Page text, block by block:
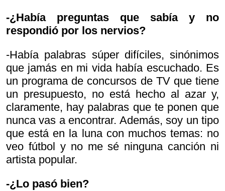
-¿Había preguntas que sabía y no
respondió por los nervios?
-Había palabras súper difíciles, sinónimos
que jamás en mi vida había escuchado. Es
un programa de concursos de TV que tiene
un presupuesto, no está hecho al azar y,
claramente, hay palabras que te ponen que
nunca vas a encontrar. Además, soy un tipo
que está en la luna con muchos temas: no
veo fútbol y no me sé ninguna canción ni
artista popular.
-¿Lo pasó bien?